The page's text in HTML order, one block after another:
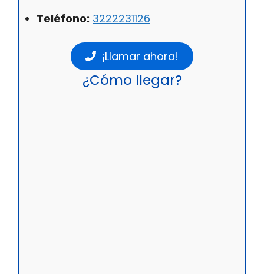
Teléfono: 3222231126
¡Llamar ahora!
¿Cómo llegar?